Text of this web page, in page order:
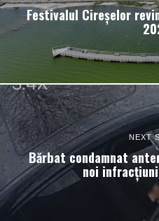
Festivalul Cireșelor
NEXT
Bărbat condamnat
noi